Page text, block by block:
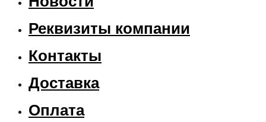
Реквизиты компании
Контакты
Доставка
Оплата